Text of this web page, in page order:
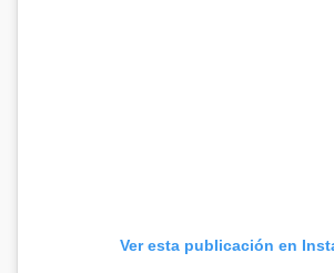
Ver esta publicación en